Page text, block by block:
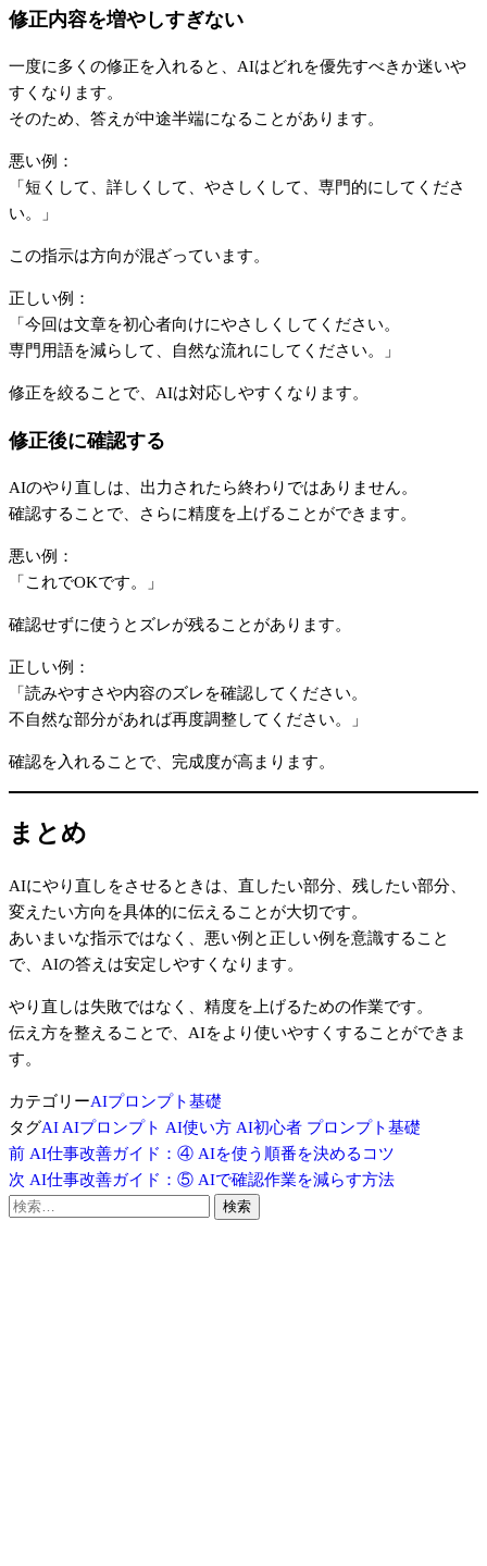
修正内容を増やしすぎない
一度に多くの修正を入れると、AIはどれを優先すべきか迷いや
すくなります。
そのため、答えが中途半端になることがあります。
悪い例：
「短くして、詳しくして、やさしくして、専門的にしてくださ
い。」
この指示は方向が混ざっています。
正しい例：
「今回は文章を初心者向けにやさしくしてください。
専門用語を減らして、自然な流れにしてください。」
修正を絞ることで、AIは対応しやすくなります。
修正後に確認する
AIのやり直しは、出力されたら終わりではありません。
確認することで、さらに精度を上げることができます。
悪い例：
「これでOKです。」
確認せずに使うとズレが残ることがあります。
正しい例：
「読みやすさや内容のズレを確認してください。
不自然な部分があれば再度調整してください。」
確認を入れることで、完成度が高まります。
まとめ
AIにやり直しをさせるときは、直したい部分、残したい部分、
変えたい方向を具体的に伝えることが大切です。
あいまいな指示ではなく、悪い例と正しい例を意識すること
で、AIの答えは安定しやすくなります。
やり直しは失敗ではなく、精度を上げるための作業です。
伝え方を整えることで、AIをより使いやすくすることができま
す。
カテゴリーAIプロンプト基礎
タグAIAIプロンプト AI使い方 AI初心者 プロンプト基礎
投
稿
前
の
投
前 AI仕事改善ガイド：④ AIを使う順番を決めるコツ
次
の
次 AI仕事改善ガイド：⑤ AIで確認作業を減らす方法
検